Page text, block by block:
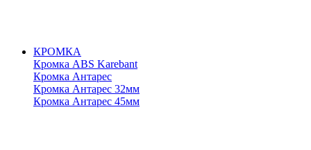
КРОМКА
Кромка ABS Karebant
Кромка Антарес
Кромка Антарес 32мм
Кромка Антарес 45мм